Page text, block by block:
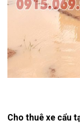
Cho thuê xe cẩu